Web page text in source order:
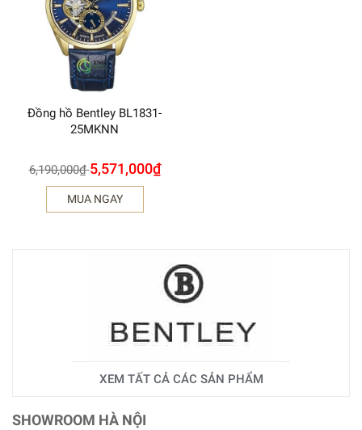
Đồng hồ Bentley BL1831-
25MKNN
6,190,000₫ 5,571,000₫
MUA NGAY
XEM TẤT CẢ CÁC SẢN PHẨM
SHOWROOM HÀ NỘI